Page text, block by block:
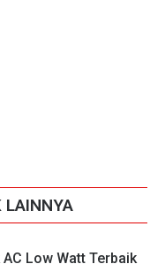
LAINNYA
Low Watt Terbaik